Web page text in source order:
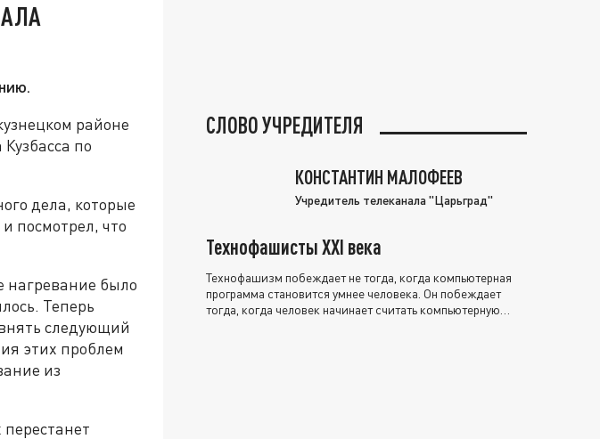
районе
по
дела, которые
посмотрел, что
нагревание было
Теперь
следующий
этих проблем
из
СЛОВО УЧРЕДИТЕЛЯ
КОНСТАНТИН МАЛОФЕЕВ
Учредитель телеканала "Царьград"
Технофашисты XXI века
Технофашизм побеждает не тогда, когда компьютерная
программа становится умнее человека. Он побеждает
тогда, когда человек начинает считать компьютерную